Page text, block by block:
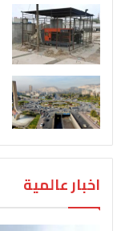
اخبار عالمية